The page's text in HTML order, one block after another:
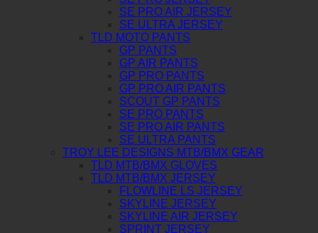
SE PRO AIR JERSEY
SE ULTRA JERSEY
TLD MOTO PANTS
GP PANTS
GP AIR PANTS
GP PRO PANTS
GP PRO AIR PANTS
SCOUT GP PANTS
SE PRO PANTS
SE PRO AIR PANTS
SE ULTRA PANTS
TROY LEE DESIGNS MTB/BMX GEAR
TLD MTB/BMX GLOVES
TLD MTB/BMX JERSEY
FLOWLINE LS JERSEY
SKYLINE JERSEY
SKYLINE AIR JERSEY
SPRINT JERSEY